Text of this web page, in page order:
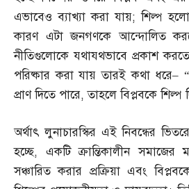
এভাবেও ব্যাখ্যা করা যায়;শিল্প
কারণ এটা জনগণকে আন্দোলিত
নীতিগুলোকে যথাযথভাবে প্রকাশ
পরিষ্কার করা যায় তারই কথা ধরে–
প্রাণ দিতে পারে,তাহলে বিপ্লবকে শিল্প
অর্থাৎ লুনাচারস্কির এই নিবন্ধের
হচ্ছে, একটি ক্রান্তিকালীন সমাজের
সঞ্চারিত করার প্রক্রিয়া এবং